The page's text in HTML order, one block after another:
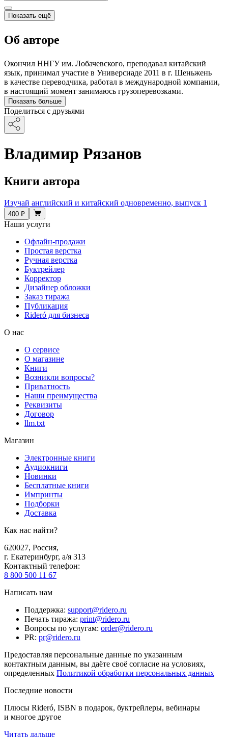
Показать ещё
Об авторе
Окончил ННГУ им. Лобачевского, преподавал китайский
язык, принимал участие в Универсиаде 2011 в г. Шеньжень
в качестве переводчика, работал в международной компании,
в настоящий момент занимаюсь грузоперевозками.
Показать больше
Поделиться с друзьями
Владимир Рязанов
Книги автора
Изучай английский и китайский одновременно, выпуск 1
400 ₽
Наши услуги
Офлайн-продажи
Простая верстка
Ручная верстка
Буктрейлер
Корректор
Дизайнер обложки
Заказ тиража
Публикация
Rideró для бизнеса
О нас
О сервисе
О магазине
Книги
Возникли вопросы?
Приватность
Наши преимущества
Реквизиты
Договор
llm.txt
Магазин
Электронные книги
Аудиокниги
Новинки
Бесплатные книги
Импринты
Подборки
Доставка
Как нас найти?
620027, Россия,
г. Екатеринбург, а/я 313
Контактный телефон:
8 800 500 11 67
Написать нам
Поддержка: support@ridero.ru
Печать тиража: print@ridero.ru
Вопросы по услугам: order@ridero.ru
PR: pr@ridero.ru
Предоставляя персональные данные по указанным
контактным данным, вы даёте своё согласие на условиях,
определенных Политикой обработки персональных данных
Последние новости
Плюсы Rideró, ISBN в подарок, буктрейлеры, вебинары
и многое другое
Читать дальше